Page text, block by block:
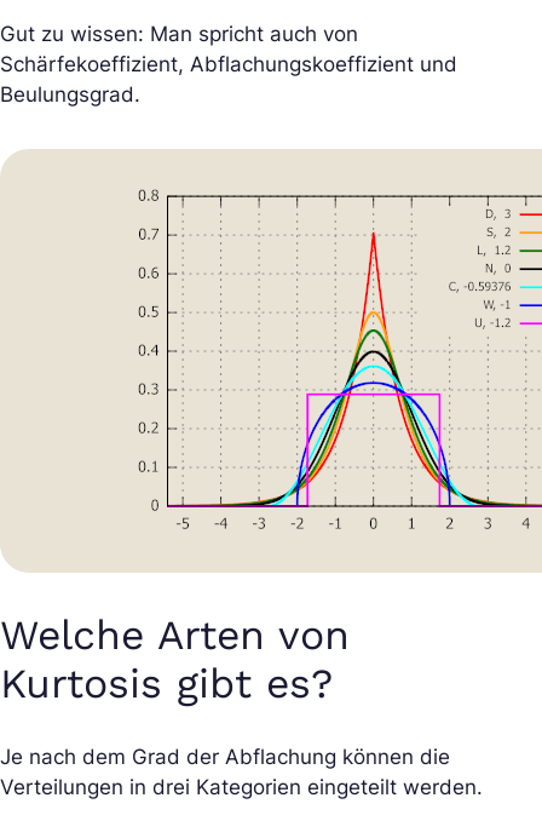
Gut zu wissen: Man spricht auch von
Schärfekoeffizient, Abflachungskoeffizient und
Beulungsgrad.
Welche Arten von
Kurtosis gibt es?
Je nach dem Grad der Abflachung können die
Verteilungen in drei Kategorien eingeteilt werden.